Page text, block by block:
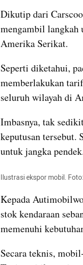
Dikutip dari
mengambil langkah
Amerika Serikat.
Seperti diketahui,
memberlakukan
seluruh wilayah di
Imbasnya, tak
keputusan tersebut.
untuk jangka
Ilustrasi ekspor mobil.
Kepada
stok kendaraan
memenuhi
Secara teknis,